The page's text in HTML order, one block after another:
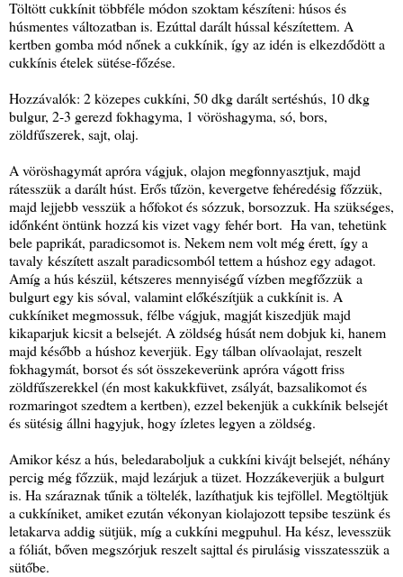
Töltött cukkínit többféle módon szoktam készíteni: húsos és
húsmentes változatban is. Ezúttal darált hússal készítettem. A
kertben gomba mód nőnek a cukkínik, így az idén is elkezdődött a
cukkínis ételek sütése-főzése.
Hozzávalók: 2 közepes cukkíni, 50 dkg darált sertéshús, 10 dkg
bulgur, 2-3 gerezd fokhagyma, 1 vöröshagyma, só, bors,
zöldfűszerek, sajt, olaj.
A vöröshagymát apróra vágjuk, olajon megfonnyasztjuk, majd
rátesszük a darált húst. Erős tűzön, kevergetve fehéredésig főzzük,
majd lejjebb vesszük a hőfokot és sózzuk, borsozzuk. Ha szükséges,
időnként öntünk hozzá kis vizet vagy fehér bort. Ha van, tehetünk
bele paprikát, paradicsomot is. Nekem nem volt még érett, így a
tavaly készített aszalt paradicsomból tettem a húshoz egy adagot.
Amíg a hús készül, kétszeres mennyiségű vízben megfőzzük a
bulgurt egy kis sóval, valamint előkészítjük a cukkínit is. A
cukkíniket megmossuk, félbe vágjuk, magját kiszedjük majd
kikaparjuk kicsit a belsejét. A zöldség húsát nem dobjuk ki, hanem
majd később a húshoz keverjük. Egy tálban olívaolajat, reszelt
fokhagymát, borsot és sót összekeverünk apróra vágott friss
zöldfűszerekkel (én most kakukkfüvet, zsályát, bazsalikomot és
rozmaringot szedtem a kertben), ezzel bekenjük a cukkínik belsejét
és sütésig állni hagyjuk, hogy ízletes legyen a zöldség.
Amikor kész a hús, beledaraboljuk a cukkíni kivájt belsejét, néhány
percig még főzzük, majd lezárjuk a tüzet. Hozzákeverjük a bulgurt
is. Ha száraznak tűnik a töltelék, lazíthatjuk kis tejföllel. Megtöltjük
a cukkíniket, amiket ezután vékonyan kiolajozott tepsibe teszünk és
letakarva addig sütjük, míg a cukkíni megpuhul. Ha kész, levesszük
a fóliát, bőven megszórjuk reszelt sajttal és pirulásig visszatesszük a
sütőbe.